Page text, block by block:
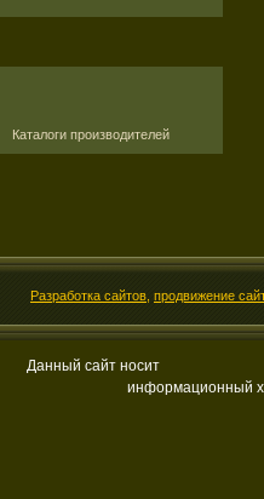
Каталоги производителей
Разработка сайтов, продвижение
Данный сайт носит
информационный